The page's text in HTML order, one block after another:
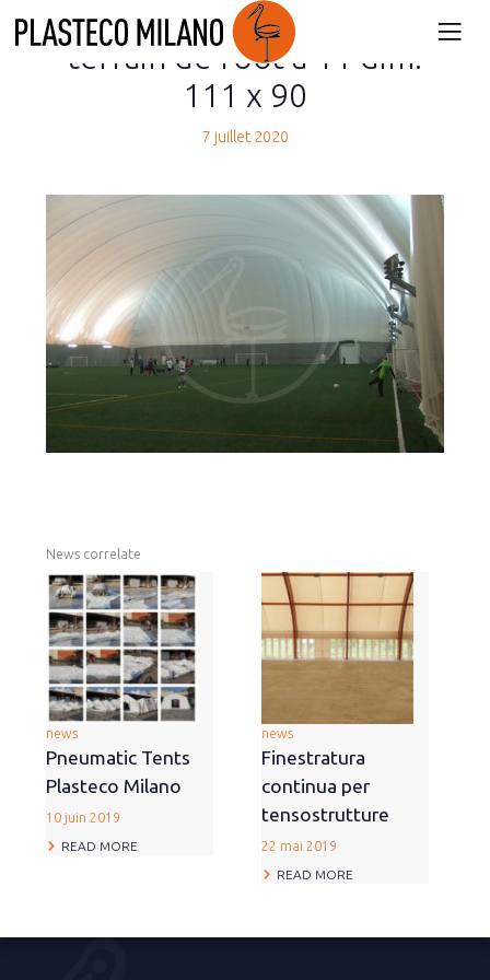
terrain de foot à 11 dim.
111 x 90
7 juillet 2020
News correlate
news
Pneumatic Tents
Plasteco Milano
10 juin 2019
READ MORE
news
Finestratura
continua per
tensostrutture
22 mai 2019
READ MORE